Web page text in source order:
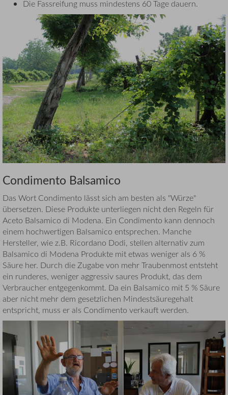
Die Fassreifung muss mindestens 60 Tage dauern.
Condimento Balsamico
Das Wort Condimento lässt sich am besten als "Würze"
übersetzen. Diese Produkte unterliegen nicht den Regeln für
Aceto Balsamico di Modena. Ein Condimento kann dennoch
einem hochwertigen Balsamico entsprechen. Manche
Hersteller, wie z.B. Ricordano Dodi, stellen alternativ zum
Balsamico di Modena Produkte mit etwas weniger als 6 %
Säure her. Durch die Zugabe von mehr Traubenmost entsteht
ein runderes, weniger aggressiv saures Produkt, das dem
Verbraucher entgegenkommt. Da ein Balsamico mit 5 % Säure
aber nicht mehr dem gesetzlichen Mindestsäuregehalt
entspricht, muss er als Condimento verkauft werden.